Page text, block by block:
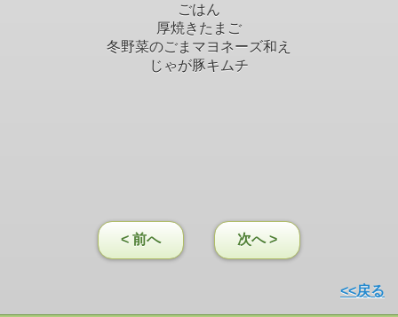
ごはん
厚焼きたまご
冬野菜のごまマヨネーズ和え
じゃが豚キムチ
< 前へ 次へ >
<<戻る